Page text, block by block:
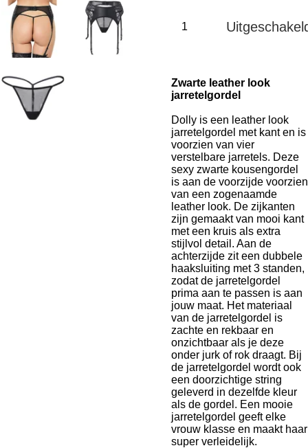
Zwarte leather look
jarretelgordel
Dolly is een leather look
jarretelgordel met kant en is
voorzien van vier
verstelbare jarretels. Deze
sexy zwarte kousengordel
is aan de voorzijde voorzien
van een zogenaamde
leather look. De zijkanten
zijn gemaakt van mooi kant
met een kruis als extra
stijlvol detail. Aan de
achterzijde zit een dubbele
haaksluiting met 3 standen,
zodat de jarretelgordel
prima aan te passen is aan
jouw maat. Het materiaal
van de jarretelgordel is
zachte en rekbaar en
onzichtbaar als je deze
onder jurk of rok draagt. Bij
de jarretelgordel wordt ook
een doorzichtige string
geleverd in dezelfde kleur
als de gordel. Een mooie
jarretelgordel geeft elke
vrouw klasse en maakt haar
super verleidelijk.